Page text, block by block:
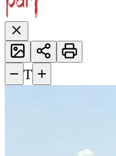
− T +